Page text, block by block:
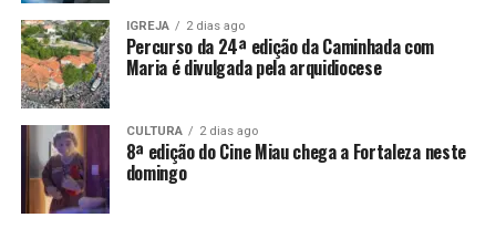
IGREJA 2 dias ago
Percurso da 24ª edição da Caminhada com
Maria é divulgada pela arquidiocese
CULTURA 2 dias ago
8ª edição do Cine Miau chega a Fortaleza neste
domingo